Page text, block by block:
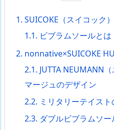
1. SUICOKE（スイコック
1.1. ビブラムソールとは
2. nonnative×SUICOKE
2.1. JUTTA NEUMANN
マージュのデザイン
2.2. ミリタリーテイス
2.3. ダブルビブラムソー